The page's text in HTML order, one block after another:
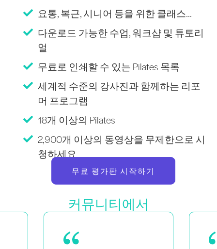
요통, 복근, 시니어 등을 위한 클래스...
다운로드 가능한 수업, 워크샵 및 튜토리
얼
무료로 인쇄할 수 있는 Pilates 목록
세계적 수준의 강사진과 함께하는 리포
머 프로그램
18개 이상의 Pilates
2,900개 이상의 동영상을 무제한으로 시
청하세요
무료 평가판 시작하기
커뮤니티에서